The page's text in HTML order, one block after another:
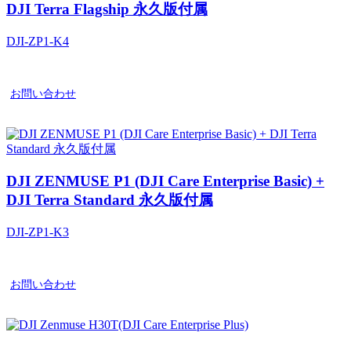
DJI Terra Flagship 永久版付属
DJI-ZP1-K4
お問い合わせ
DJI ZENMUSE P1 (DJI Care Enterprise Basic) +
DJI Terra Standard 永久版付属
DJI-ZP1-K3
お問い合わせ